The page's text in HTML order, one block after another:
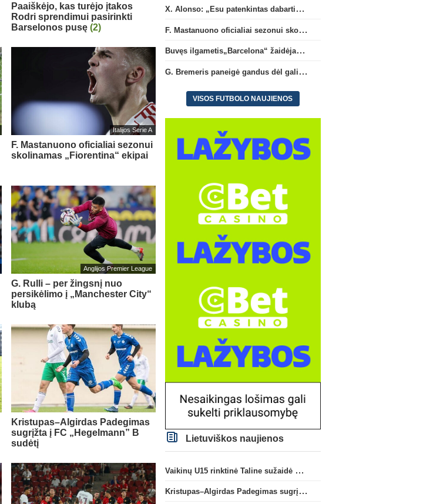
Paaiškėjo, kas turėjo įtakos
Rodri sprendimui pasirinkti
Barselonos pusę (2)
Italijos Serie A
F. Mastanuono oficialiai sezonui
skolinamas „Fiorentina“ ekipai
Anglijos Premier League
G. Rulli – per žingsnį nuo
persikėlimo į „Manchester City“
klubą
Kristupas–Algirdas Padegimas
sugrįžta į FC „Hegelmann” B
sudėtį
X. Alonso: „Esu patenkintas dabartiniais „Chelsea“ ekipos vartininkais“
F. Mastanuono oficialiai sezonui skolinamas „Fiorentina“ ekipai
Buvęs ilgametis„Barcelona“ žaidėjas S. Roberto artėja link persikėlimo į MLS
G. Bremeris paneigė gandus dėl galimo išvykimo iš „Juventus“ klubo
VISOS FUTBOLO NAUJIENOS
Lietuviškos naujienos
Vaikinų U15 rinktinė Taline sužaidė pirmąsias kontrolines rungtynes
Kristupas–Algirdas Padegimas sugrįžta į FC „Hegelmann” B sudėtį